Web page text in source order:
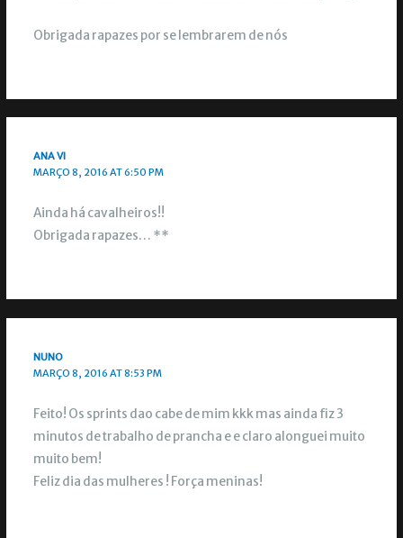
Obrigada rapazes por se lembrarem de nós
ANA VI
MARÇO 8, 2016 AT 6:50 PM
Ainda há cavalheiros!!
Obrigada rapazes… **
NUNO
MARÇO 8, 2016 AT 8:53 PM
Feito! Os sprints dao cabe de mim kkk mas ainda fiz 3
minutos de trabalho de prancha e e claro alonguei muito
muito bem!
Feliz dia das mulheres ! Força meninas!